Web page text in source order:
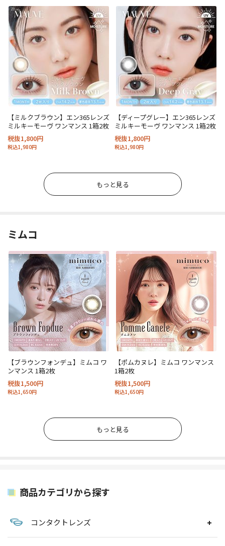
【ミルクブラウン】エン365レンズ
ミルキーモーヴ ワンマンス 1箱2枚
税抜1,800円
税込1,980円
【ディープグレー】エン365レンズ
ミルキーモーヴ ワンマンス 1箱2枚
税抜1,800円
税込1,980円
もっと見る
ミムコ
【ブラウンフォンデュ】ミムコ ワ
ンマンス 1箱2枚
税抜1,500円
税込1,650円
【ポムカヌレ】ミムコ ワンマンス
1箱2枚
税抜1,500円
税込1,650円
もっと見る
商品カテゴリから探す
コンタクトレンズ